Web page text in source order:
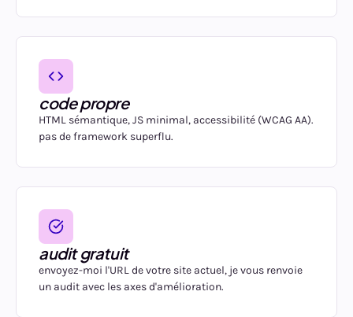
code propre
HTML sémantique, JS minimal, accessibilité (WCAG AA).
pas de framework superflu.
audit gratuit
envoyez-moi l'URL de votre site actuel, je vous renvoie
un audit avec les axes d'amélioration.